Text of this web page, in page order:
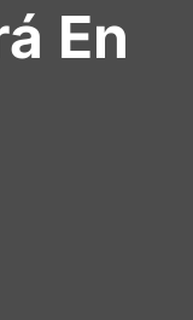
En